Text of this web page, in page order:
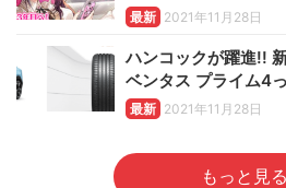
最新 2021年11月28日
ハンコックが躍進!!
ベンタス プライム4
最新 2021年11月28日
もっと見る